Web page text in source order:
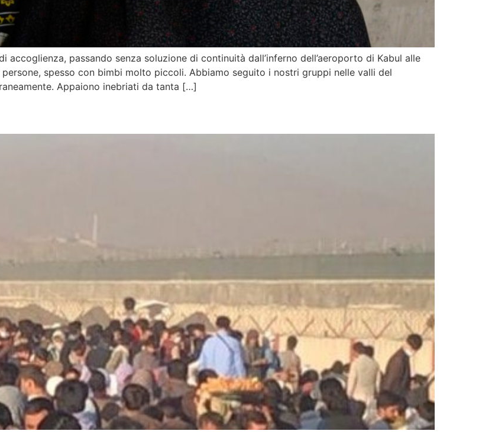
passando senza soluzione di continuità dall’inferno dell’aeroporto di Kabul alle
spesso con bimbi molto piccoli. Abbiamo seguito i nostri gruppi nelle valli del
Appaiono inebriati da tanta […]